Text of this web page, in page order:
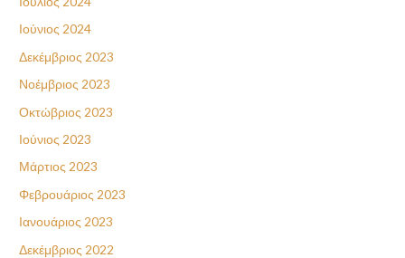
Ιούνιος 2024
Δεκέμβριος 2023
Νοέμβριος 2023
Οκτώβριος 2023
Ιούνιος 2023
Μάρτιος 2023
Φεβρουάριος 2023
Ιανουάριος 2023
Δεκέμβριος 2022